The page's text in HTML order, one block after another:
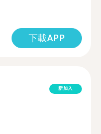
下載APP
新加入